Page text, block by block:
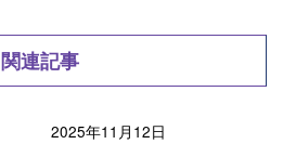
関連記事
2025年11月12日